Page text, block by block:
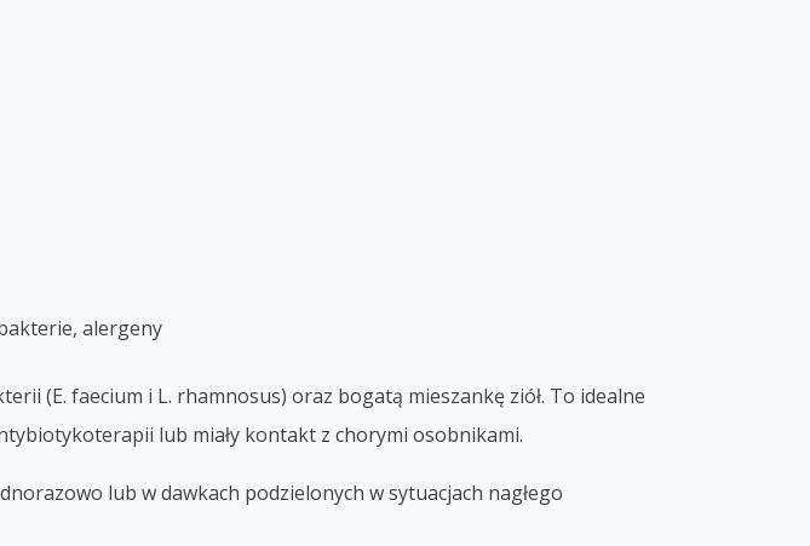
, alergeny
(E. faecium i L. rhamnosus) oraz bogatą mieszankę ziół. To idealne
lub miały kontakt z chorymi osobnikami.
lub w dawkach podzielonych w sytuacjach nagłego